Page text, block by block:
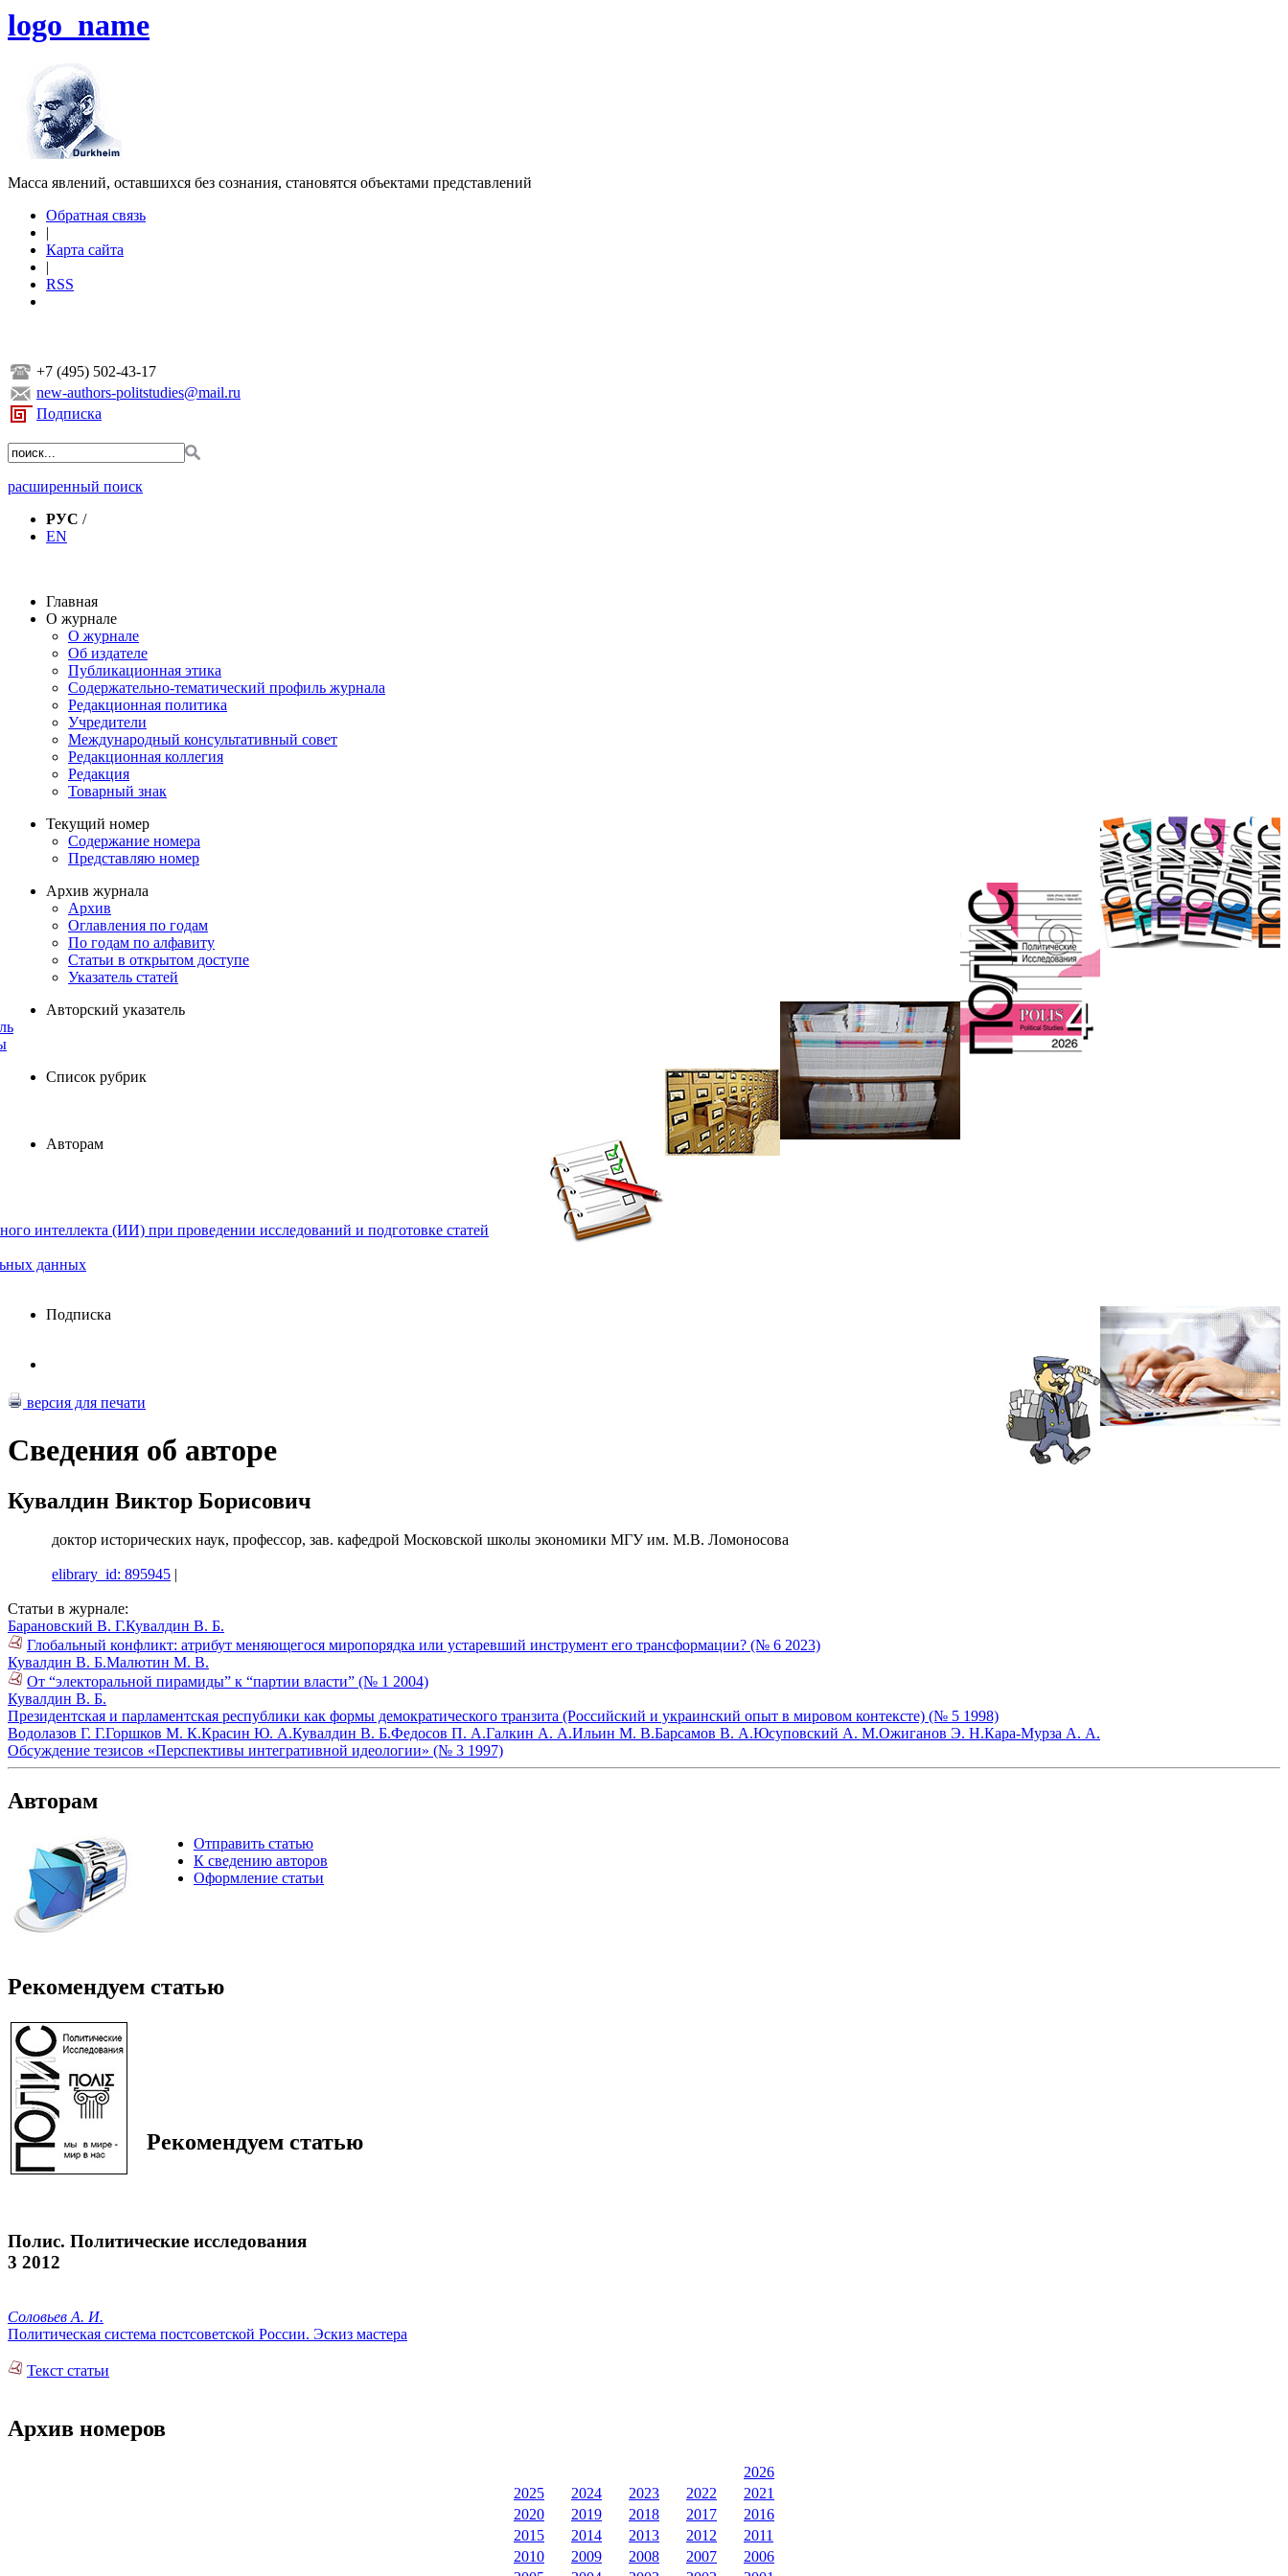
logo_name
Масса явлений, оставшихся без сознания, становятся объектами представлений
Обратная связь
|
Карта сайта
|
RSS
+7 (495) 502-43-17
new-authors-politstudies@mail.ru
Подписка
расширенный поиск
РУС /
EN
Главная
О журнале
О журнале
Об издателе
Публикационная этика
Содержательно-тематический профиль журнала
Редакционная политика
Учредители
Международный консультативный совет
Редакционная коллегия
Редакция
Товарный знак
Текущий номер
Содержание номера
Представляю номер
Архив журнала
Архив
Оглавления по годам
По годам по алфавиту
Статьи в открытом доступе
Указатель статей
Авторский указатель
Список рубрик
Авторам
интеллекта (ИИ) при проведении исследований и подготовке статей
данных
Подписка
версия для печати
Сведения об авторе
Кувалдин Виктор Борисович
доктор исторических наук, профессор, зав. кафедрой Московской школы экономики МГУ им. М.В. Ломоносова
elibrary_id: 895945 |
Статьи в журнале:
Барановский В. Г.Кувалдин В. Б.
Глобальный конфликт: атрибут меняющегося миропорядка или устаревший инструмент его трансформации? (№ 6 2023)
Кувалдин В. Б.Малютин М. В.
От “электоральной пирамиды” к “партии власти” (№ 1 2004)
Кувалдин В. Б.
Президентская и парламентская республики как формы демократического транзита (Российский и украинский опыт в мировом контексте) (№ 5 1998)
Водолазов Г. Г.Горшков М. К.Красин Ю. А.Кувалдин В. Б.Федосов П. А.Галкин А. А.Ильин М. В.Барсамов В. А.Юсуповский А. М.Ожиганов Э. Н.Кара-Мурза А. А.
Обсуждение тезисов «Перспективы интегративной идеологии» (№ 3 1997)
Авторам
Отправить статью
К сведению авторов
Оформление статьи
Рекомендуем статью
Рекомендуем статью
Полис. Политические исследования
3 2012
Соловьев А. И.
Политическая система постсоветской России. Эскиз мастера
Текст статьи
Архив номеров
2026
2025
2024 2023 2022
2021
2020
2019 2018 2017
2016
2015
2014 2013 2012
2011
2010
2009 2008 2007
2006